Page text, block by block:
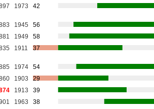
1973 42
1945
56
1949
58
1911 37
1974
54
1903
29
1913
39
1963
38